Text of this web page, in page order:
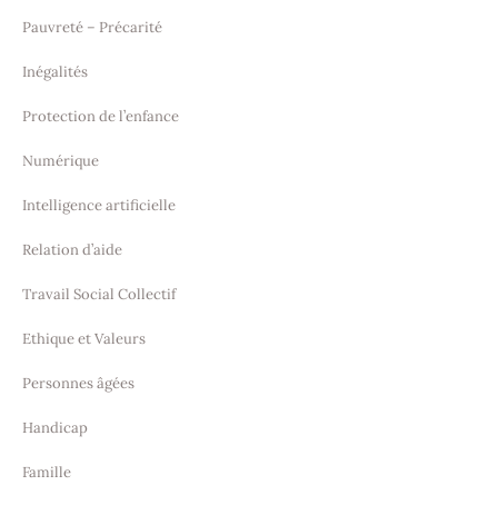
Pauvreté – Précarité
Inégalités
Protection de l’enfance
Numérique
Intelligence artificielle
Relation d’aide
Travail Social Collectif
Ethique et Valeurs
Personnes âgées
Handicap
Famille